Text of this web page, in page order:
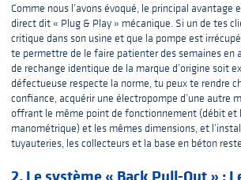
Comme nous l’avons évoqué, le principal avantage
direct dit « Plug & Play » mécanique. Si un de tes
critique dans son usine et que la pompe est
te permettre de le faire patienter des semaines en
de rechange identique de la marque d’origine soit
défectueuse respecte la norme, tu peux te rendre
confiance, acquérir une électropompe d’une autre
offrant le même point de fonctionnement (débit et
manométrique) et les mêmes dimensions, et
tuyauteries, les collecteurs et la base en béton
2. Le système « Back Pull-Out » :